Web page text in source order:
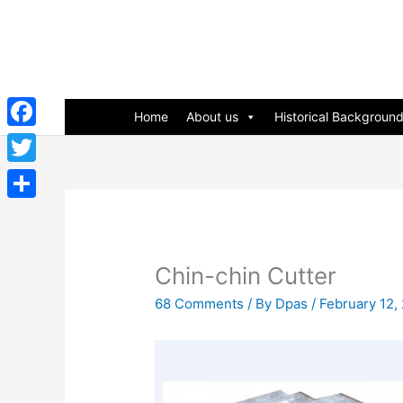
Home About us Historical Background
Chin-chin Cutter
68 Comments / By Dpas/ February 12,
Facebook
Twitter